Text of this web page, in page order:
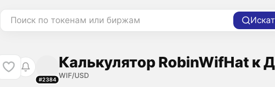
Поиск по токенам или биржам
#2384
Калькулятор RobinWifHat к
WIF/USD